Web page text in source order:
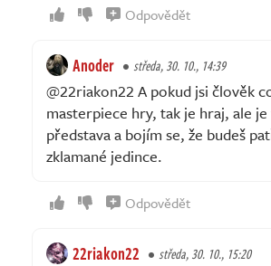
Odpovědět
Anoder středa, 30. 10., 14:39
@22riakon22 A pokud jsi člověk
masterpiece hry, tak je hraj, ale
představa a bojím se, že budeš
zklamané jedince.
Odpovědět
22riakon22 středa, 30. 10., 15:20